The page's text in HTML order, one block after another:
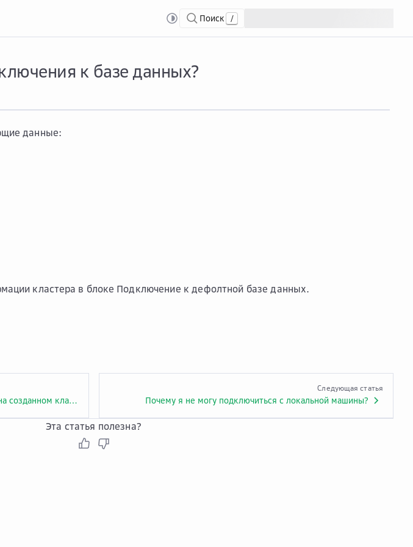
Поиск /
к базе данных?
данные:
кластера в блоке Подключение к дефолтной базе данных.
Можно ли изменить режим развертывания на созданном кластере?
Следующая статья
Почему я не могу подключиться с локальной машины?
Эта статья полезна?